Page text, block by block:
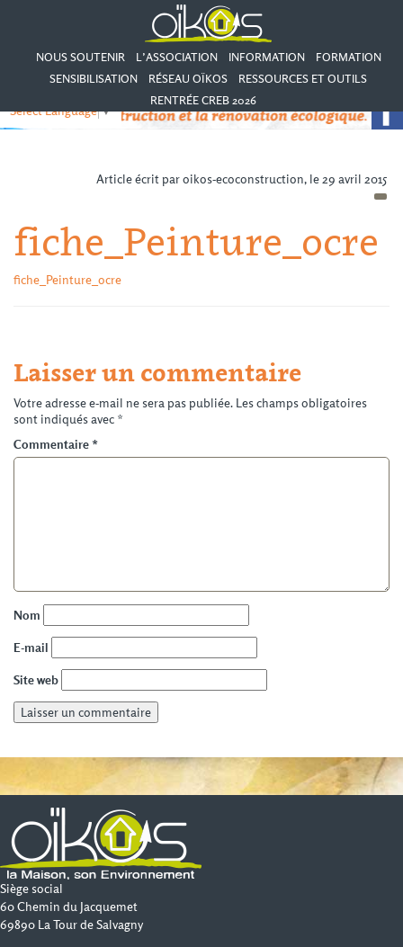
NOUS SOUTENIR L’ASSOCIATION INFORMATION
FORMATION
SENSIBILISATION
RÉSEAU OÏKOS
RESSOURCES ET OUTILS
RENTRÉE CREB 2026
Select Language▼
Article écrit par oikos-ecoconstruction, le 29 avril 2015
fiche_Peinture_ocre
fiche_Peinture_ocre
Laisser un commentaire
Votre adresse e-mail ne sera pas publiée. Les champs obligatoires
sont indiqués avec *
Commentaire *
Nom
E-mail
Site web
Siège social
60 Chemin du Jacquemet
69890 La Tour de Salvagny